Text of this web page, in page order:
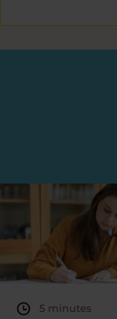
5 minutes